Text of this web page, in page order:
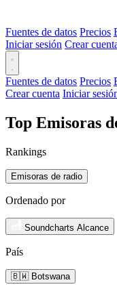
Fuentes de datos Precios
Iniciar sesión Crear
Fuentes de datos Precios
Crear cuenta Iniciar
Top Emisoras
Rankings
Emisoras de radio
Ordenado por
Soundcharts Alcance
País
🇧🇼 Botswana